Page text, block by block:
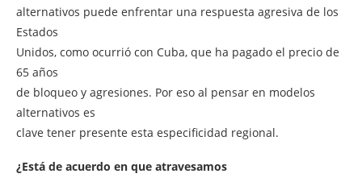
alternativos puede enfrentar una respuesta agresiva de los
Estados
Unidos, como ocurrió con Cuba, que ha pagado el precio de
65 años
de bloqueo y agresiones. Por eso al pensar en modelos
alternativos es
clave tener presente esta especificidad regional.
¿Está de acuerdo en que atravesamos